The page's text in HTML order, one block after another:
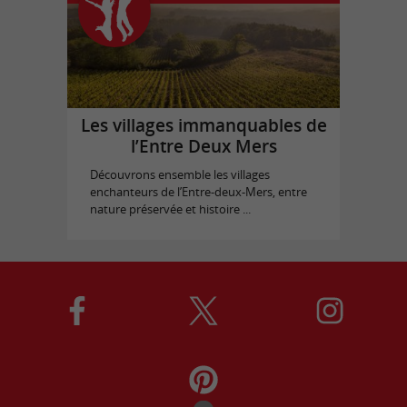
Les villages immanquables de
l’Entre Deux Mers
Découvrons ensemble les villages
enchanteurs de l’Entre-deux-Mers, entre
nature préservée et histoire ...